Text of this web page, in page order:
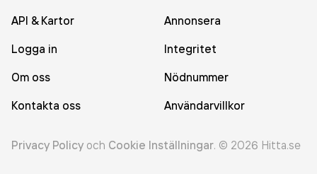
API & Kartor
Annonsera
Logga in
Integritet
Om oss
Nödnummer
Kontakta oss
Användarvillkor
Privacy Policy och Cookie Inställningar. © 2026 Hitta.se